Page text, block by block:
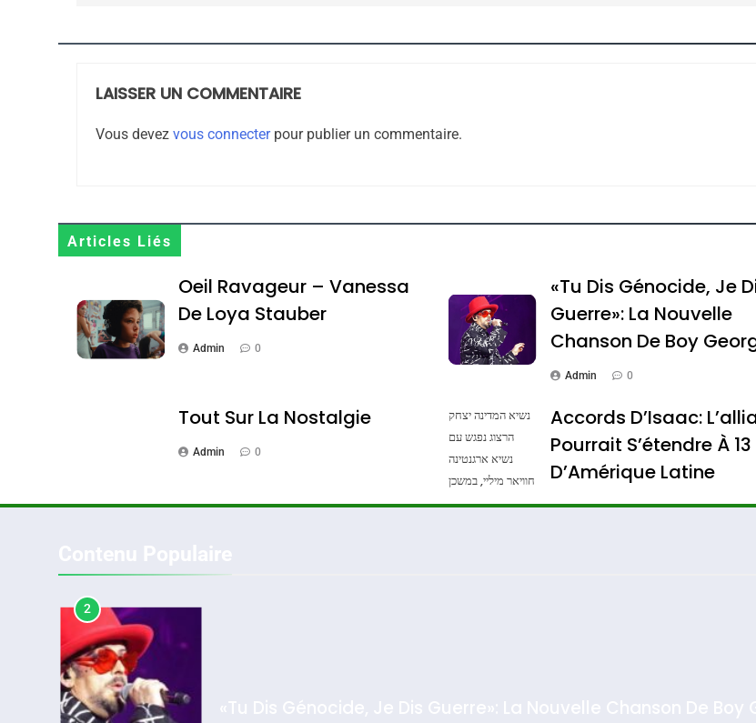
LAISSER UN COMMENTAIRE
Vous devez vous connecterpour publier un commentaire.
Articles Liés
Oeil Ravageur – Vanessa
De Loya Stauber
Admin 0
«Tu Dis Génocide, Je
Guerre»: La Nouvelle
Chanson De Boy
Admin 0
Tout Sur La Nostalgie
Admin 0
נשיא המדינה יצחק
הרצוג נפגש עם
נשיא ארגנטינה
חוויאר מיליי, במשכן
הנשיא בירושלים.
Accords D’Isaac:
Pourrait S’étendre À
D’Amérique Latine
Admin 0
2025, L’année La Plus
Terroir
Oeil Ravageur – Vanessa De Loya Stauber
2